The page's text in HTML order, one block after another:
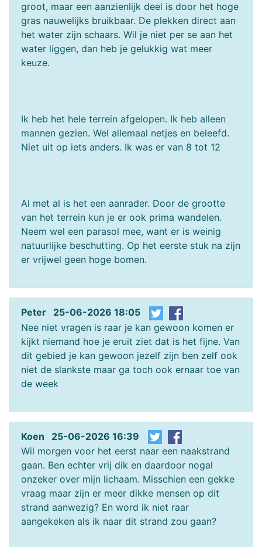
groot, maar een aanzienlijk deel is door het hoge
gras nauwelijks bruikbaar. De plekken direct aan
het water zijn schaars. Wil je niet per se aan het
water liggen, dan heb je gelukkig wat meer
keuze.
Ik heb het hele terrein afgelopen. Ik heb alleen
mannen gezien. Wel allemaal netjes en beleefd.
Niet uit op iets anders. Ik was er van 8 tot 12
Al met al is het een aanrader. Door de grootte
van het terrein kun je er ook prima wandelen.
Neem wel een parasol mee, want er is weinig
natuurlijke beschutting. Op het eerste stuk na zijn
er vrijwel geen hoge bomen.
Peter 25-06-2026 18:05
Nee niet vragen is raar je kan gewoon komen er
kijkt niemand hoe je eruit ziet dat is het fijne. Van
dit gebied je kan gewoon jezelf zijn ben zelf ook
niet de slankste maar ga toch ook ernaar toe van
de week
Koen 25-06-2026 16:39
Wil morgen voor het eerst naar een naakstrand
gaan. Ben echter vrij dik en daardoor nogal
onzeker over mijn lichaam. Misschien een gekke
vraag maar zijn er meer dikke mensen op dit
strand aanwezig? En word ik niet raar
aangekeken als ik naar dit strand zou gaan?